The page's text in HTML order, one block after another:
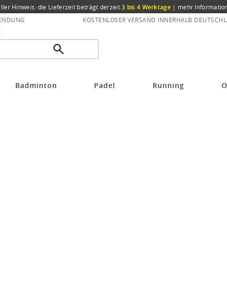
Hinweis: die Lieferzeit beträgt derzeit3 bis 4 Werktage | mehr
KOSTENLOSER VERSAND INNERHALB
Badminton Padel Running